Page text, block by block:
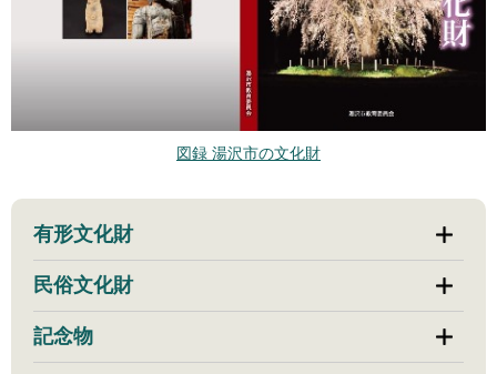
図録 湯沢市の文化財
有形文化財
民俗文化財
記念物